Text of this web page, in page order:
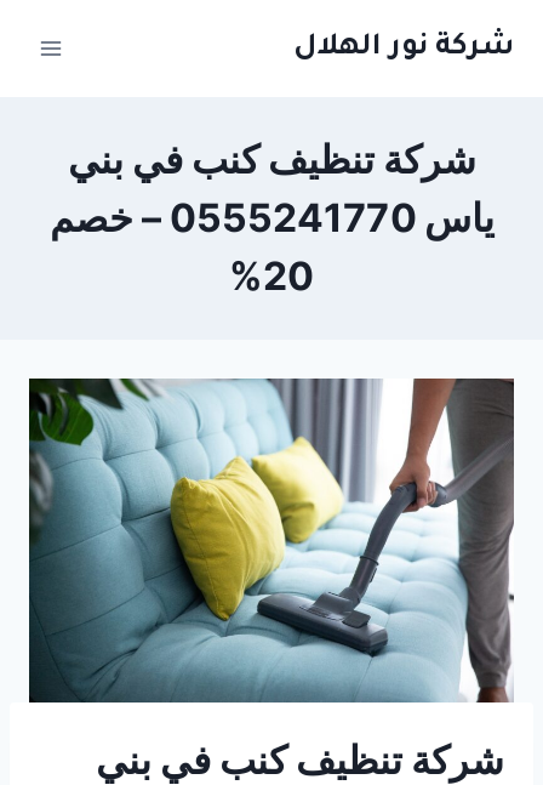
شركة نور الهلال
شركة تنظيف كنب في بني
ياس 0555241770 – خصم
20%
شركة تنظيف كنب في بني